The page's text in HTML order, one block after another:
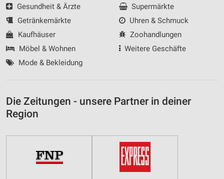
Gesundheit & Ärzte
Getränkemärkte
Kaufhäuser
Möbel & Wohnen
Mode & Bekleidung
Supermärkte
Uhren & Schmuck
Zoohandlungen
Weitere Geschäfte
Die Zeitungen - unsere Partner in deiner
Region